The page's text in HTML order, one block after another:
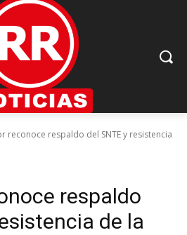
reconoce respaldo del SNTE y resistencia
respaldo
de la